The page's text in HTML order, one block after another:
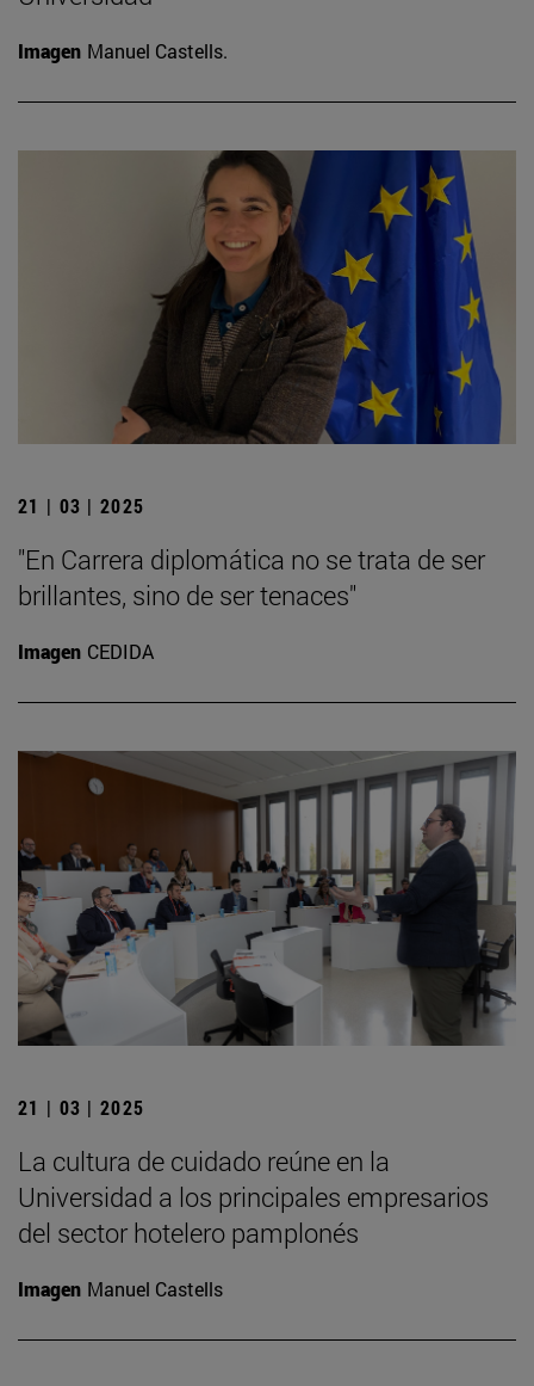
Imagen Manuel Castells.
21 | 03 | 2025
"En Carrera diplomática no se trata de ser
brillantes, sino de ser tenaces"
Imagen CEDIDA
21 | 03 | 2025
La cultura de cuidado reúne en la
Universidad a los principales empresarios
del sector hotelero pamplonés
Imagen Manuel Castells